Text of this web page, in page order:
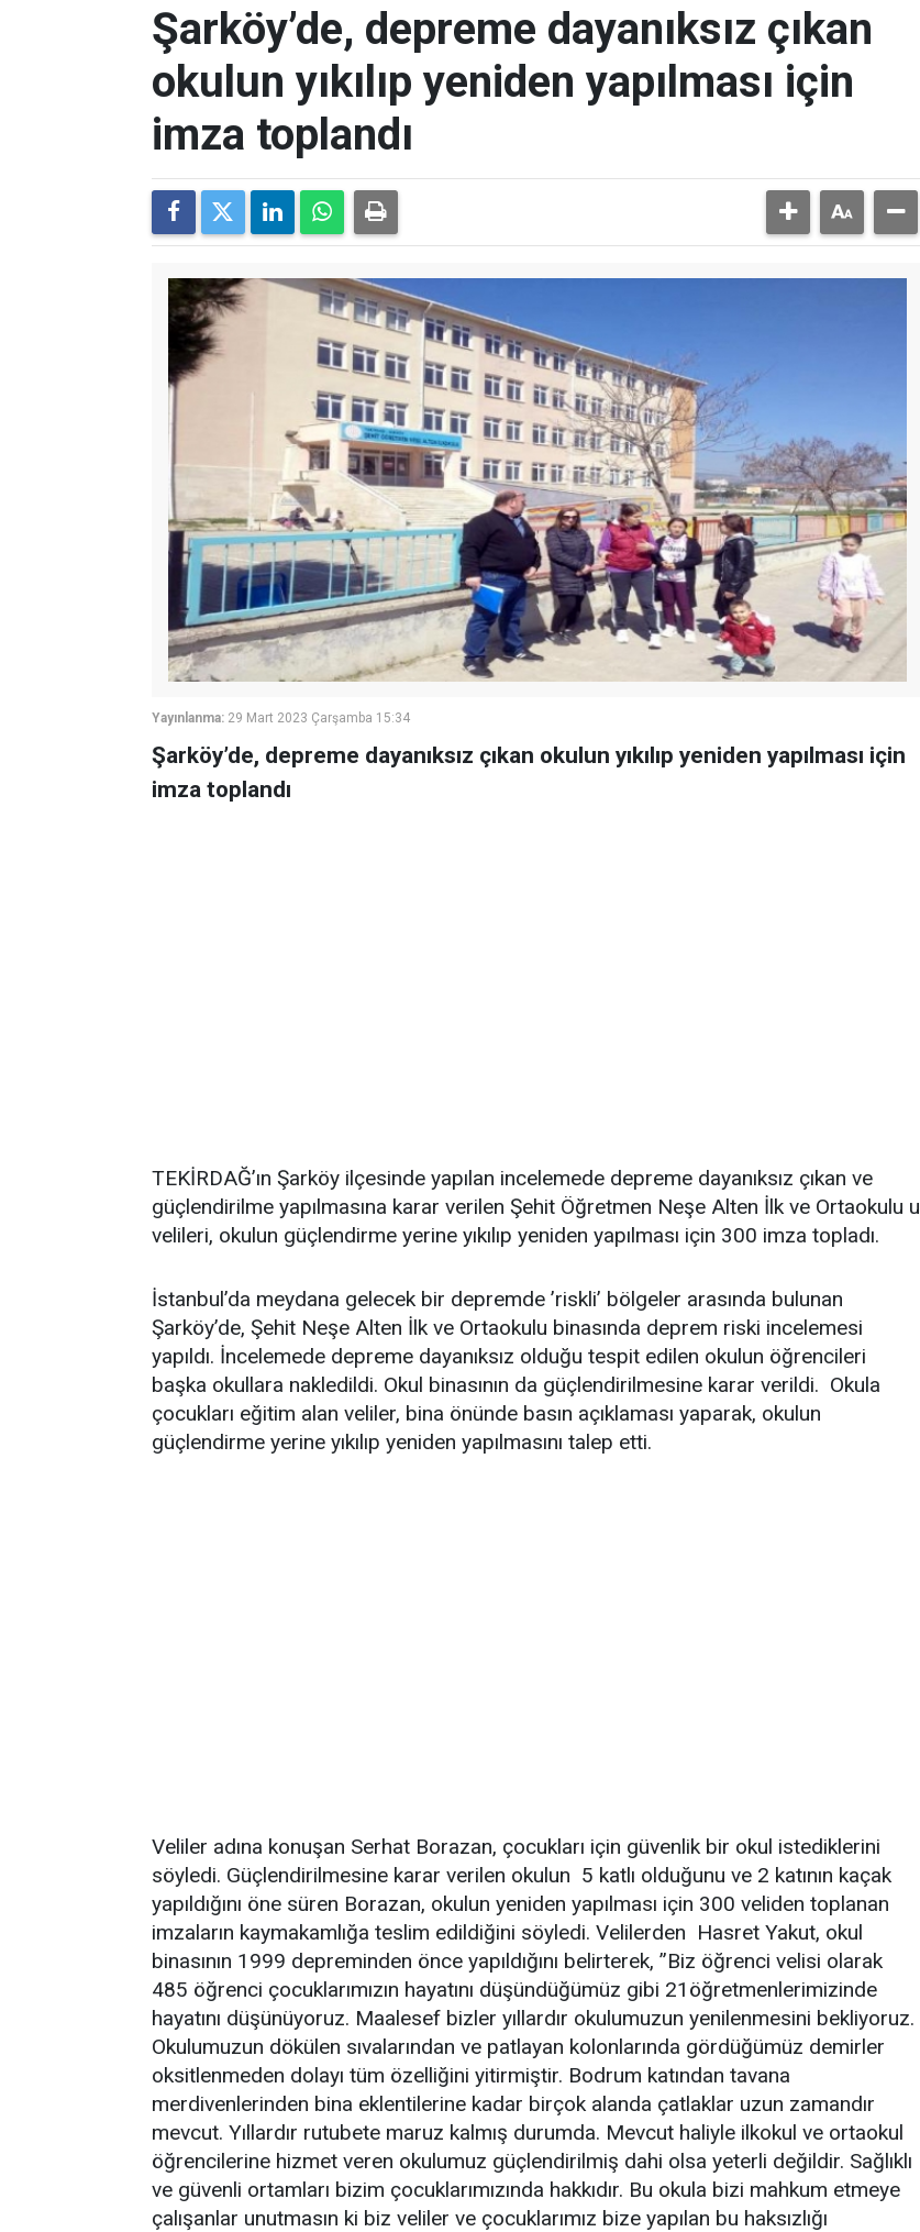
Şarköy’de, depreme dayanıksız çıkan
okulun yıkılıp yeniden yapılması için
imza toplandı
Yayınlanma: 29 Mart 2023 Çarşamba 15:34
Şarköy’de, depreme dayanıksız çıkan okulun yıkılıp yeniden yapılması için
imza toplandı
TEKİRDAĞ’ın Şarköy ilçesinde yapılan incelemede depreme dayanıksız çıkan ve
güçlendirilme yapılmasına karar verilen Şehit Öğretmen Neşe Alten İlk ve Ortaokulu u
velileri, okulun güçlendirme yerine yıkılıp yeniden yapılması için 300 imza topladı.
İstanbul’da meydana gelecek bir depremde ’riskli’ bölgeler arasında bulunan
Şarköy’de, Şehit Neşe Alten İlk ve Ortaokulu binasında deprem riski incelemesi
yapıldı. İncelemede depreme dayanıksız olduğu tespit edilen okulun öğrencileri
başka okullara nakledildi. Okul binasının da güçlendirilmesine karar verildi. Okula
çocukları eğitim alan veliler, bina önünde basın açıklaması yaparak, okulun
güçlendirme yerine yıkılıp yeniden yapılmasını talep etti.
Veliler adına konuşan Serhat Borazan, çocukları için güvenlik bir okul istediklerini
söyledi. Güçlendirilmesine karar verilen okulun 5 katlı olduğunu ve 2 katının kaçak
yapıldığını öne süren Borazan, okulun yeniden yapılması için 300 veliden toplanan
imzaların kaymakamlığa teslim edildiğini söyledi. Velilerden Hasret Yakut, okul
binasının 1999 depreminden önce yapıldığını belirterek, ”Biz öğrenci velisi olarak
485 öğrenci çocuklarımızın hayatını düşündüğümüz gibi 21öğretmenlerimizinde
hayatını düşünüyoruz. Maalesef bizler yıllardır okulumuzun yenilenmesini bekliyoruz.
Okulumuzun dökülen sıvalarından ve patlayan kolonlarında gördüğümüz demirler
oksitlenmeden dolayı tüm özelliğini yitirmiştir. Bodrum katından tavana
merdivenlerinden bina eklentilerine kadar birçok alanda çatlaklar uzun zamandır
mevcut. Yıllardır rutubete maruz kalmış durumda. Mevcut haliyle ilkokul ve ortaokul
öğrencilerine hizmet veren okulumuz güçlendirilmiş dahi olsa yeterli değildir. Sağlıklı
ve güvenli ortamları bizim çocuklarımızında hakkıdır. Bu okula bizi mahkum etmeye
çalışanlar unutmasın ki biz veliler ve çocuklarımız bize yapılan bu haksızlığı